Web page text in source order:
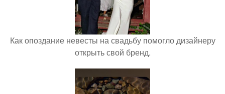
Как опоздание невесты на свадьбу помогло дизайнеру
открыть свой бренд.